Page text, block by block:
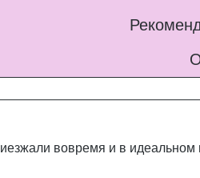
вовремя и в идеальном